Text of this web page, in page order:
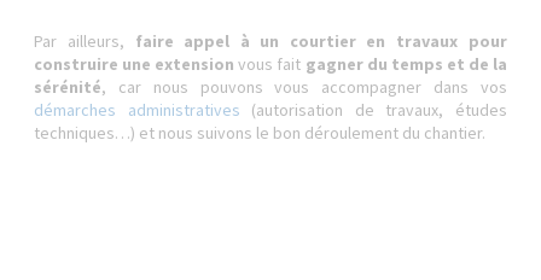
Par ailleurs, faire appel à un courtier en travaux pour
construire une extension vous fait gagner du temps et de la
sérénité, car nous pouvons vous accompagner dans vos
démarches administratives (autorisation de travaux, études
techniques…) et nous suivons le bon déroulement du chantier.